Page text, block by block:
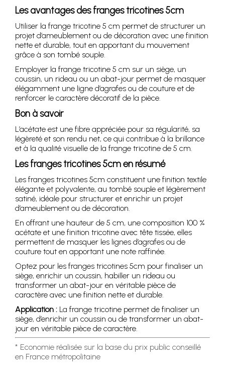
Les avantages des franges tricotines 5cm
Utiliser la frange tricotine 5 cm permet de structurer un
projet d’ameublement ou de décoration avec une finition
nette et durable, tout en apportant du mouvement
grâce à son tombé souple.
Employer la frange tricotine 5 cm sur un siège, un
coussin, un rideau ou un abat-jour permet de masquer
élégamment une ligne d’agrafes ou de couture et de
renforcer le caractère décoratif de la pièce.
Bon à savoir
L’acétate est une fibre appréciée pour sa régularité, sa
légèreté et son rendu net, ce qui contribue à la brillance
et à la qualité visuelle de la frange tricotine de 5 cm.
Les franges tricotines 5cm en résumé
Les franges tricotines 5cm constituent une finition textile
élégante et polyvalente, au tombé souple et légèrement
satiné, idéale pour structurer et enrichir un projet
d’ameublement ou de décoration.
En offrant une hauteur de 5 cm, une composition 100 %
acétate et une finition tricotine avec tête tissée, elles
permettent de masquer les lignes d’agrafes ou de
couture tout en apportant une note raffinée.
Optez pour les franges tricotines 5cm pour finaliser un
siège, enrichir un coussin, habiller un rideau ou
transformer un abat-jour en véritable pièce de
caractère avec une finition nette et durable.
Application : La frange tricotine permet de finaliser un
siège, d’enrichir un coussin ou de transformer un abat-
jour en véritable pièce de caractère.
* Economie réalisée sur la base du prix public conseillé
en France métropolitaine